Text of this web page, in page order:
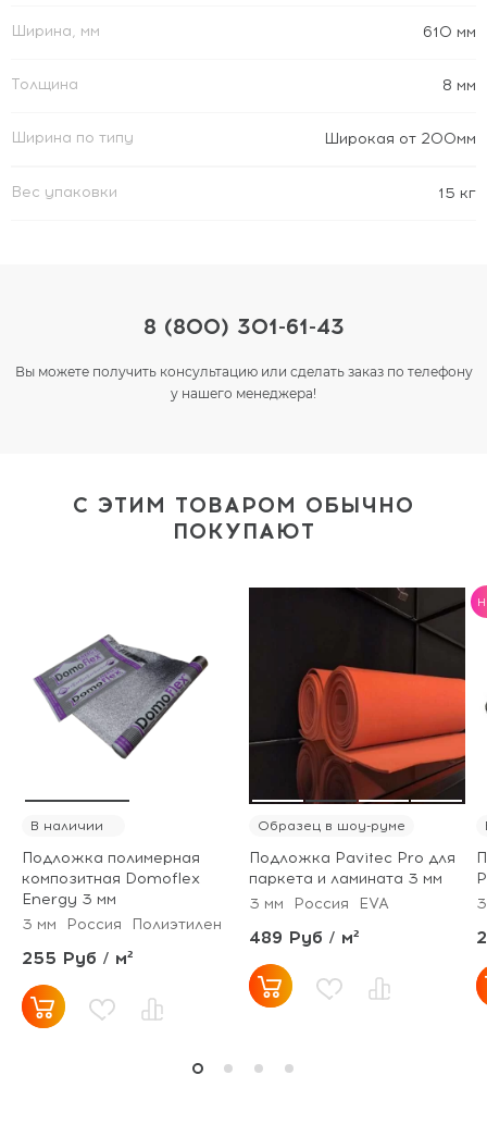
Ширина, мм 610 мм
Толщина 8 мм
Ширина по типу Широкая от 200мм
Вес упаковки 15 кг
8 (800) 301-61-43
Вы можете получить консультацию или сделать заказ по телефону
у нашего менеджера!
С ЭТИМ ТОВАРОМ ОБЫЧНО
ПОКУПАЮТ
В наличии
Подложка полимерная
композитная Domoflex
Energy 3 мм
3 мм
Россия Полиэтилен
255 Руб / м²
Образец в шоу-руме
Подложка Pavitec Pro для
паркета и ламината 3 мм
3 мм
Россия EVA
489 Руб / м²